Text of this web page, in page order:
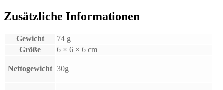
Zusätzliche Informationen
Gewicht
74 g
Größe
6 × 6 × 6 cm
Nettogewicht 30g